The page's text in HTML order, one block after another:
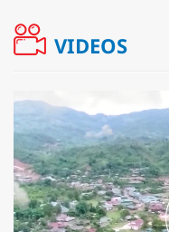
VIDEOS